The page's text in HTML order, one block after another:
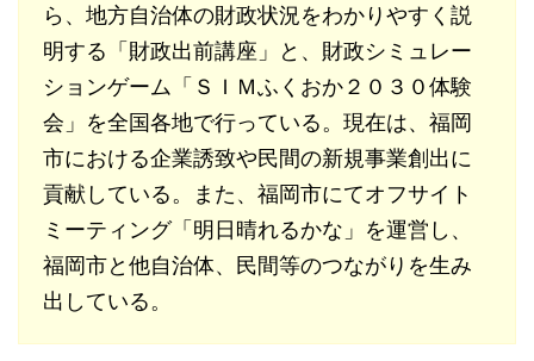
ら、地方自治体の財政状況をわかりやすく説
明する「財政出前講座」と、財政シミュレー
ションゲーム「ＳＩＭふくおか２０３０体験
会」を全国各地で行っている。現在は、福岡
市における企業誘致や民間の新規事業創出に
貢献している。また、福岡市にてオフサイト
ミーティング「明日晴れるかな」を運営し、
福岡市と他自治体、民間等のつながりを生み
出している。